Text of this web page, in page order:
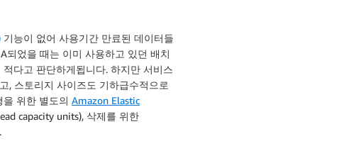
기능이 없어 사용기간 만료된 데이터들
되었을 때는 이미 사용하고 있던 배치
다고 판단하게됩니다. 하지만 서비스
, 스토리지 사이즈도 기하급수적으로
위한 별도의 Amazon Elastic
capacity units), 삭제를 위한